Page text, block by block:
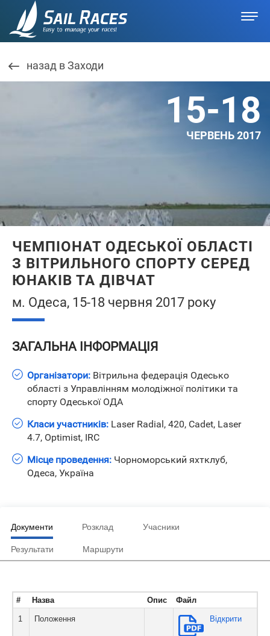
назад в Заходи
15-18
ЧЕРВЕНЬ 2017
ЧЕМПІОНАТ ОДЕСЬКОЇ ОБЛАСТІ
З ВІТРИЛЬНОГО СПОРТУ СЕРЕД
ЮНАКІВ ТА ДІВЧАТ
м. Одеса, 15-18 червня 2017 року
ЗАГАЛЬНА ІНФОРМАЦІЯ
Організатори: Вітрильна федерація Одесько
області з Управлінням молодіжної політики та
спорту Одеської ОДА
Класи участників: Laser Radial, 420, Cadet, Laser
4.7, Optimist, IRC
Місце проведення: Чорноморський яхтклуб,
Одеса, Україна
Документи Розклад Учасники
Результати Маршрути
# Назва Опис Файл
1 Положення Вiдкрити